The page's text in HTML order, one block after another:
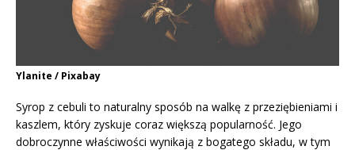
Ylanite / Pixabay
Syrop z cebuli to naturalny sposób na walkę z przeziębieniami i
kaszlem, który zyskuje coraz większą popularność. Jego
dobroczynne właściwości wynikają z bogatego składu, w tym